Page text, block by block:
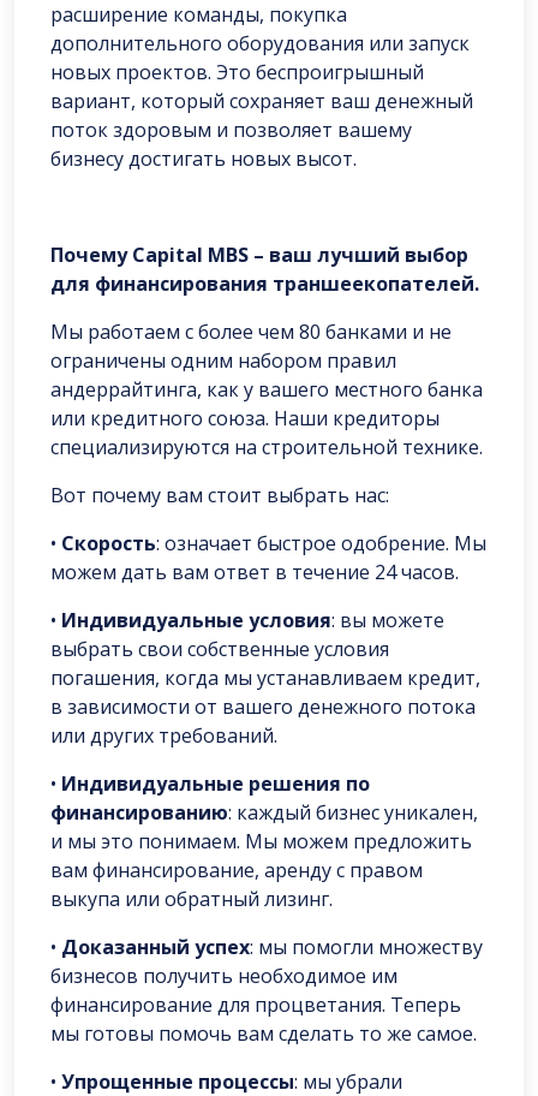
расширение команды, покупка
дополнительного оборудования или запуск
новых проектов. Это беспроигрышный
вариант, который сохраняет ваш денежный
поток здоровым и позволяет вашему
бизнесу достигать новых высот.
Почему Capital MBS – ваш лучший выбор
для финансирования траншеекопателей.
Мы работаем с более чем 80 банками и не
ограничены одним набором правил
андеррайтинга, как у вашего местного банка
или кредитного союза. Наши кредиторы
специализируются на строительной технике.
Вот почему вам стоит выбрать нас:
• Скорость: означает быстрое одобрение. Мы
можем дать вам ответ в течение 24 часов.
• Индивидуальные условия: вы можете
выбрать свои собственные условия
погашения, когда мы устанавливаем кредит,
в зависимости от вашего денежного потока
или других требований.
• Индивидуальные решения по
финансированию: каждый бизнес уникален,
и мы это понимаем. Мы можем предложить
вам финансирование, аренду с правом
выкупа или обратный лизинг.
• Доказанный успех: мы помогли множеству
бизнесов получить необходимое им
финансирование для процветания. Теперь
мы готовы помочь вам сделать то же самое.
• Упрощенные процессы: мы убрали